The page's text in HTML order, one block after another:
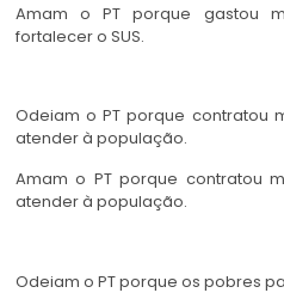
Amam o PT porque gastou
fortalecer o SUS.
Odeiam o PT porque contratou
atender à população.
Amam o PT porque contratou
atender à população.
Odeiam o PT porque os pobres